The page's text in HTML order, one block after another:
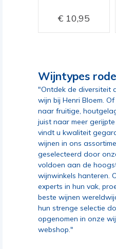
10,95
Wijntypes
"Ontdek de diversiteit
wijn bij Henri Bloem.
naar fruitige,
juist naar meer
vindt u kwaliteit
wijnen in ons
geselecteerd door
voldoen aan de
wijnwinkels hanteren.
experts in hun vak,
beste wijnen
hun strenge selectie
opgenomen in onze
webshop."